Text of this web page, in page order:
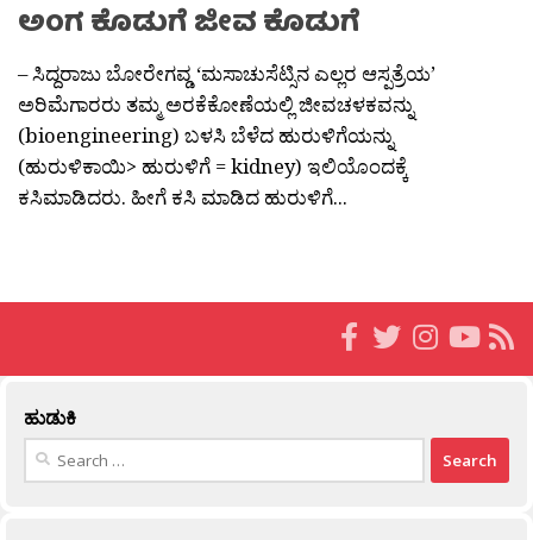
ಅಂಗ ಕೊಡುಗೆ ಜೀವ ಕೊಡುಗೆ
– ಸಿದ್ದರಾಜು ಬೋರೇಗವ್ಡ ‘ಮಸಾಚುಸೆಟ್ಸಿನ ಎಲ್ಲರ ಆಸ್ಪತ್ರೆಯ’
ಅರಿಮೆಗಾರರು ತಮ್ಮ ಅರಕೆಕೋಣೆಯಲ್ಲಿ ಜೀವಚಳಕವನ್ನು
(bioengineering) ಬಳಸಿ ಬೆಳೆದ ಹುರುಳಿಗೆಯನ್ನು
(ಹುರುಳಿಕಾಯಿ> ಹುರುಳಿಗೆ = kidney) ಇಲಿಯೊಂದಕ್ಕೆ
ಕಸಿಮಾಡಿದರು. ಹೀಗೆ ಕಸಿ ಮಾಡಿದ ಹುರುಳಿಗೆ...
ಹುಡುಕಿ
Search